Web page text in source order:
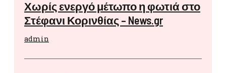
Χωρίς ενεργό μέτωπο η φωτιά στο
Στέφανι Κορινθίας – News.gr
admin